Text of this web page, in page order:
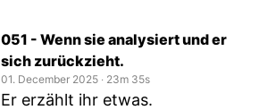
051 - Wenn sie analysiert und er
sich zurückzieht.
01. December 2025 ‧ 23m 35s
Er erzählt ihr etwas.